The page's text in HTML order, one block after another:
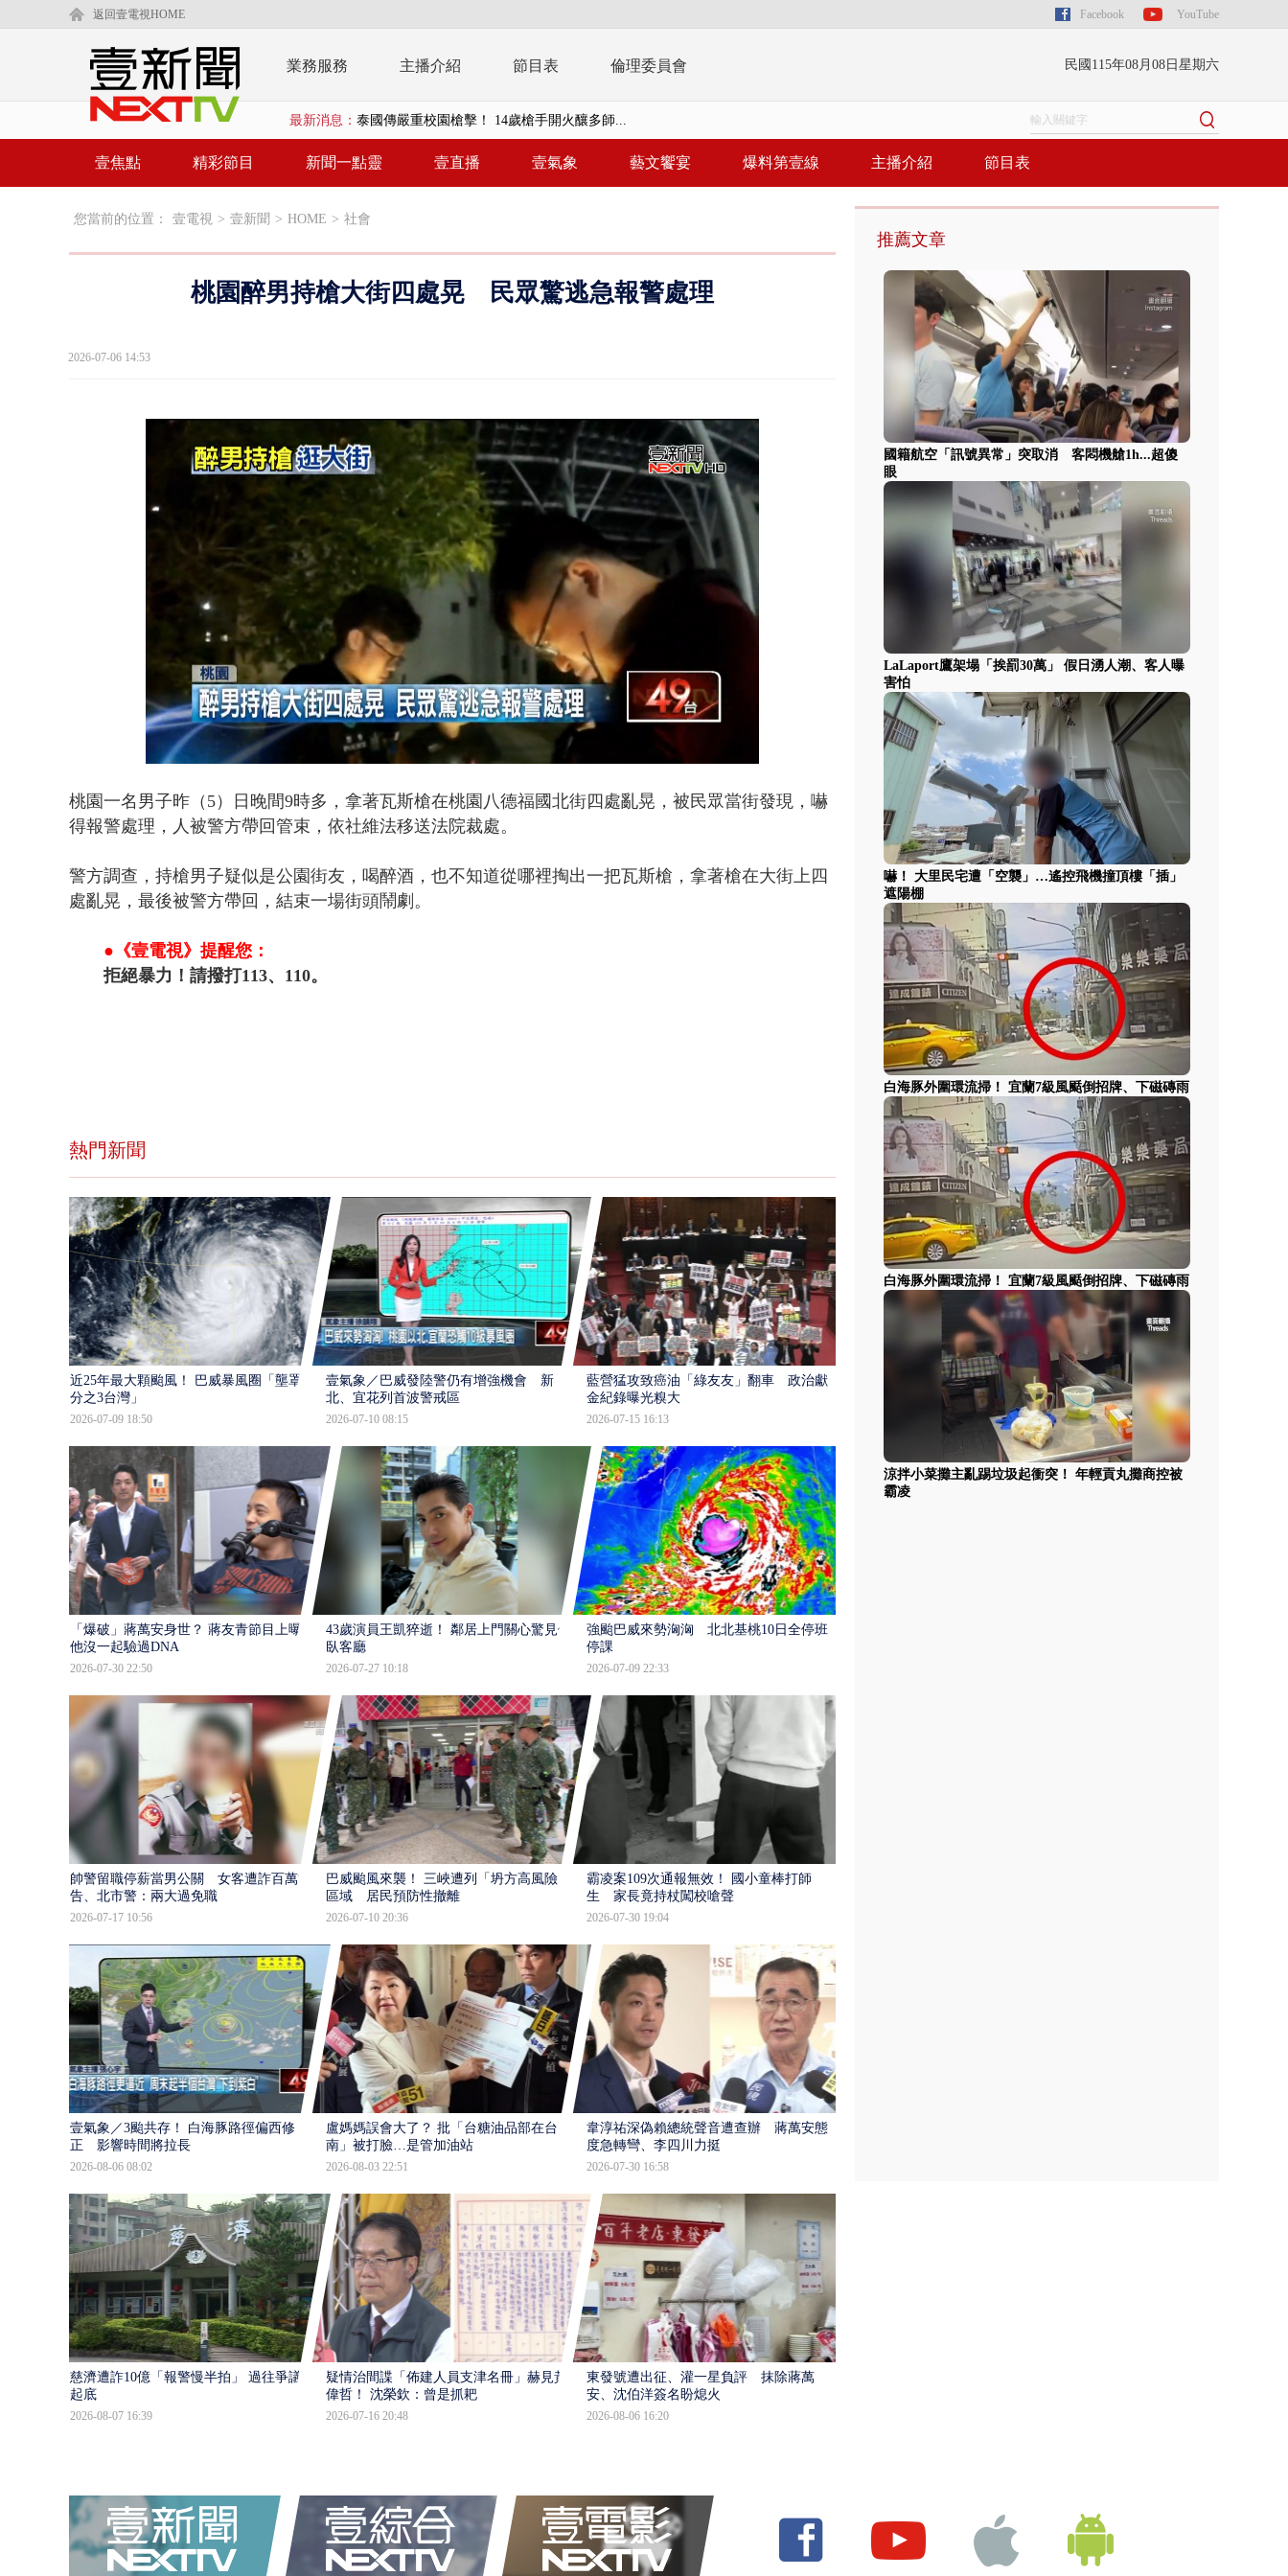
返回壹電視HOME Facebook YouTube
業務服務 主播介紹 節目表 倫理委員會 民國115年08月08日星期六
最新消息： 泰國傳嚴重校園槍擊！ 14歲槍手開火釀多師...
在野黨推「未來帳戶」三讀 行政院：編預算...
涉侵占7億！ 兆基前董被收押 寄居蟹負責人...
壹氣象／白海豚颱風龜速前進！ 周末兩天降...
壹焦點 精彩節目 新聞一點靈 壹直播 壹氣象 藝文饗宴 爆料第壹線 主播介紹 節目表
您當前的位置： 壹電視 > 壹新聞 > HOME > 社會
桃園醉男持槍大街四處晃 民眾驚逃急報警處理
2026-07-06 14:53
Loaded
:
50.45%
桃園一名男子昨（5）日晚間9時多，拿著瓦斯槍在桃園八德福國北街四處亂晃，被民眾當街發現，嚇
得報警處理，人被警方帶回管束，依社維法移送法院裁處。
警方調查，持槍男子疑似是公園街友，喝醉酒，也不知道從哪裡掏出一把瓦斯槍，拿著槍在大街上四
處亂晃，最後被警方帶回，結束一場街頭鬧劇。
●《壹電視》提醒您：
拒絕暴力！請撥打113、110。
熱門新聞
近25年最大顆颱風！ 巴威暴風圈「壟罩4
分之3台灣」
2026-07-09 18:50
壹氣象／巴威發陸警仍有增強機會 新
北、宜花列首波警戒區
2026-07-10 08:15
藍營猛攻致癌油「綠友友」翻車 政治獻
金紀錄曝光糗大
2026-07-15 16:13
「爆破」蔣萬安身世？ 蔣友青節目上曝：
他沒一起驗過DNA
2026-07-30 22:50
43歲演員王凱猝逝！ 鄰居上門關心驚見倒
臥客廳
2026-07-27 10:18
強颱巴威來勢洶洶 北北基桃10日全停班
停課
2026-07-09 22:33
帥警留職停薪當男公關 女客遭詐百萬提
告、北市警：兩大過免職
2026-07-17 10:56
巴威颱風來襲！ 三峽遭列「坍方高風險」
區域 居民預防性撤離
2026-07-10 20:36
霸凌案109次通報無效！ 國小童棒打師
生 家長竟持杖闖校嗆聲
2026-07-30 19:04
壹氣象／3颱共存！ 白海豚路徑偏西修
正 影響時間將拉長
2026-08-06 08:02
盧媽媽誤會大了？ 批「台糖油品部在台
南」被打臉…是管加油站
2026-08-03 22:51
韋淳祐深偽賴總統聲音遭查辦 蔣萬安態
度急轉彎、李四川力挺
2026-07-30 16:58
慈濟遭詐10億「報警慢半拍」 過往爭議遭
起底
2026-08-07 16:39
疑情治間諜「佈建人員支津名冊」赫見黃
偉哲！ 沈榮欽：曾是抓耙
2026-07-16 20:48
東發號遭出征、灌一星負評 抹除蔣萬
安、沈伯洋簽名盼熄火
2026-08-06 16:20
推薦文章
國籍航空「訊號異常」突取消 客悶機艙1h...超傻
眼
LaLaport鷹架塌「挨罰30萬」 假日湧人潮、客人曝
害怕
嚇！ 大里民宅遭「空襲」…遙控飛機撞頂樓「插」
遮陽棚
白海豚外圍環流掃！ 宜蘭7級風颳倒招牌、下磁磚雨
白海豚外圍環流掃！ 宜蘭7級風颳倒招牌、下磁磚雨
涼拌小菜攤主亂踢垃圾起衝突！ 年輕貢丸攤商控被
霸凌